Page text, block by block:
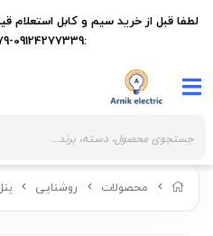
محصولات روشنایی
لطفا قبل از خرید سیم و کابل استعلام
:09124277339-02155356279